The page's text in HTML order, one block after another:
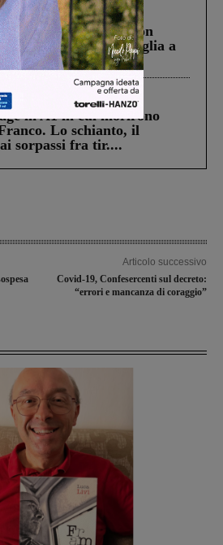
struttura di Castiglion
che aveva ucciso la figlia a
in A1 in cui morirono
Lo schianto, il
sorpassi fra tir....
Articolo successivo
Covid-19, Confesercenti sul decreto:
“errori e mancanza di coraggio”